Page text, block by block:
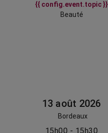
{{ config.event.topic }}
Beauté
13 août 2026
Bordeaux
15h00 - 15h30